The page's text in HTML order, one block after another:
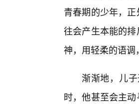
青春期的少年，
往会产生本能的
神，用轻柔的语
渐渐地，儿
时，他甚至会主